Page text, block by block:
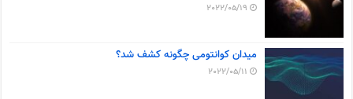
2022/05/19
میدان کوانتومی چگونه کشف شد؟
2022/05/11